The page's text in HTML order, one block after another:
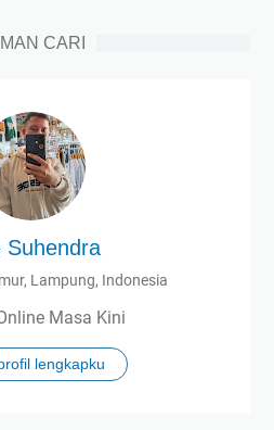
CARI
Suhendra
Lampung, Indonesia
Masa Kini
lengkapku